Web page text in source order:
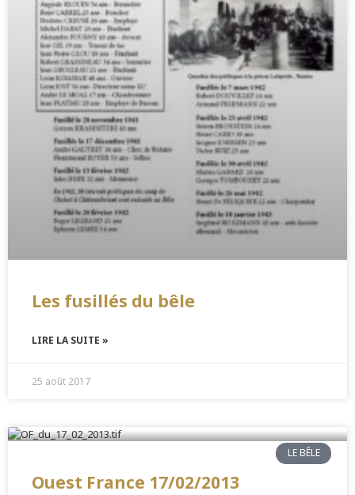
Les fusillés du bêle
LIRE LA SUITE »
25 août 2017
LE BÊLE
Ouest France 17/02/2013